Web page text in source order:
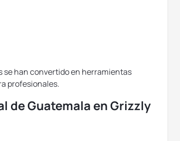
se han convertido en herramientas
profesionales.
de Guatemala en Grizzly